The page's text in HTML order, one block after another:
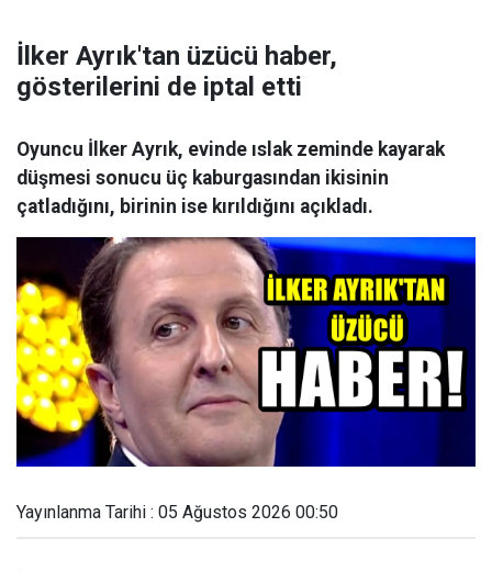
İlker Ayrık'tan üzücü haber,
gösterilerini de iptal etti
Oyuncu İlker Ayrık, evinde ıslak zeminde kayarak
düşmesi sonucu üç kaburgasından ikisinin
çatladığını, birinin ise kırıldığını açıkladı.
Yayınlanma Tarihi : 05 Ağustos 2026 00:50